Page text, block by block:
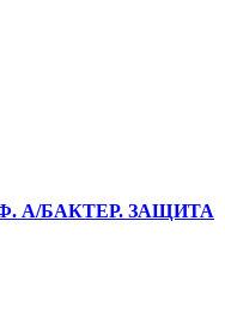
А/БАКТЕР. ЗАЩИТА